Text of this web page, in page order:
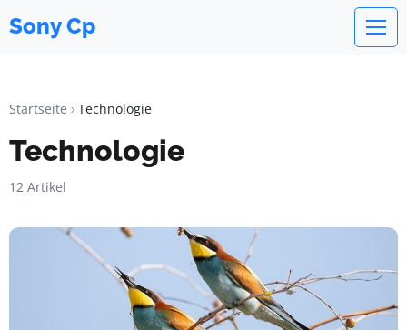
Sony Cp
Startseite Technologie
Technologie
12 Artikel